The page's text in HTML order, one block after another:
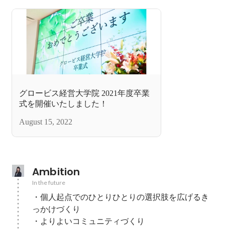
グロービス経営大学院 2021年度卒業
式を開催いたしました！
August 15, 2022
Ambition
In the future
・個人起点でのひとりひとりの選択肢を広げるき
っかけづくり
・よりよいコミュニティづくり